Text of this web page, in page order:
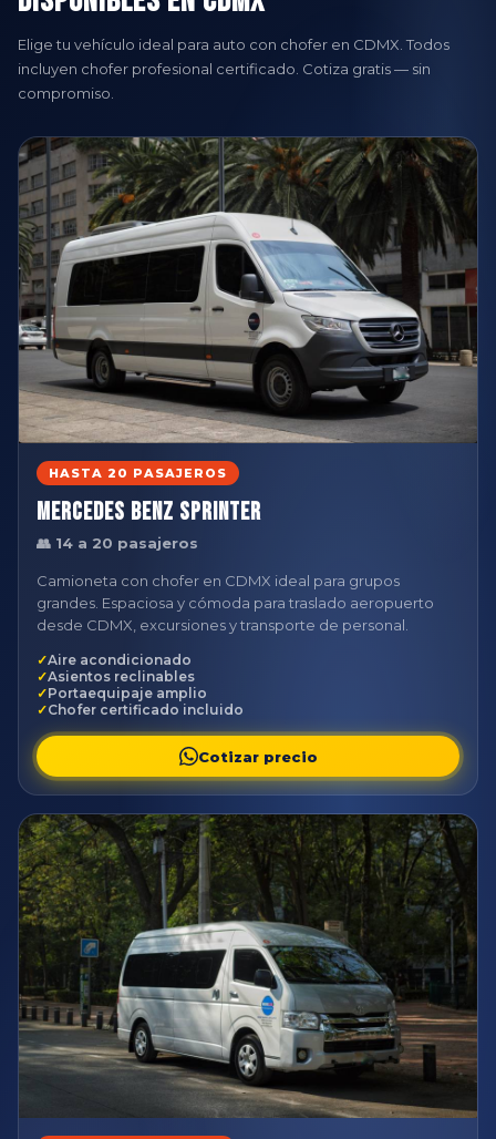
Elige tu vehículo ideal para auto con chofer en CDMX. Todos
incluyen chofer profesional certificado. Cotiza gratis — sin
compromiso.
HASTA 20 PASAJEROS
Mercedes Benz Sprinter
👥 14 a 20 pasajeros
Camioneta con chofer en CDMX ideal para grupos
grandes. Espaciosa y cómoda para traslado aeropuerto
desde CDMX, excursiones y transporte de personal.
Aire acondicionado
Asientos reclinables
Portaequipaje amplio
Chofer certificado incluido
Cotizar precio